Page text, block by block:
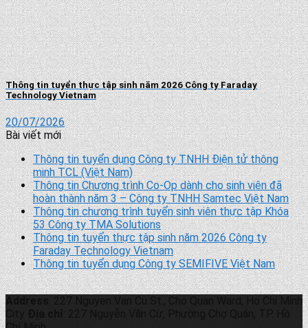
Thông tin tuyển thực tập sinh năm 2026 Công ty Faraday
Technology Vietnam
20/07/2026
Bài viết mới
Thông tin tuyển dụng Công ty TNHH Điện tử thông
minh TCL (Việt Nam)
Thông tin Chương trình Co-Op dành cho sinh viên đã
hoàn thành năm 3 – Công ty TNHH Samtec Việt Nam
Thông tin chương trình tuyển sinh viên thực tập Khóa
53 Công ty TMA Solutions
Thông tin tuyển thực tập sinh năm 2026 Công ty
Faraday Technology Vietnam
Thông tin tuyển dụng Công ty SEMIFIVE Việt Nam
Address
: 227 Nguyen Van Cu St., Cho Quan Ward, Ho Chi Minh
Địa chỉ
: 227 Nguyễn Văn Cừ, Phường Chợ Quán, TP. Hồ